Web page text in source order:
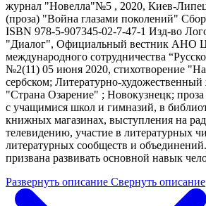
Развернуть описание Свернуть описание